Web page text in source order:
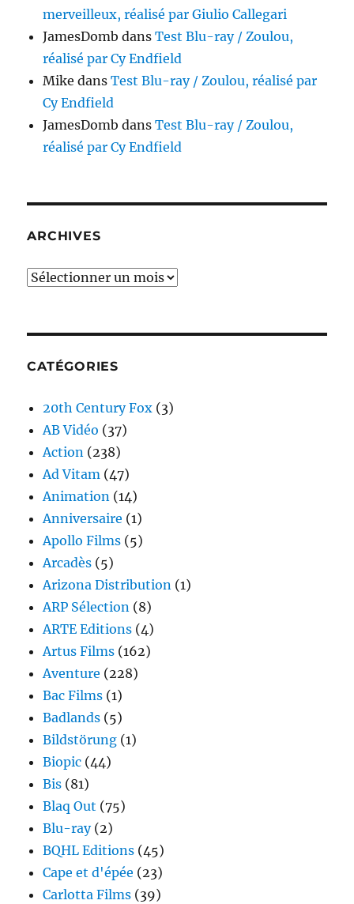
merveilleux, réalisé par Giulio Callegari
JamesDomb dansTest Blu-ray / Zoulou,
réalisé par Cy Endfield
Mike dansTest Blu-ray / Zoulou, réalisé par
Cy Endfield
JamesDomb dansTest Blu-ray / Zoulou,
réalisé par Cy Endfield
ARCHIVES
Archives
CATÉGORIES
20th Century Fox (3)
AB Vidéo (37)
Action (238)
Ad Vitam (47)
Animation (14)
Anniversaire (1)
Apollo Films (5)
Arcadès (5)
Arizona Distribution (1)
ARP Sélection (8)
ARTE Editions (4)
Artus Films (162)
Aventure (228)
Bac Films (1)
Badlands (5)
Bildstörung (1)
Biopic (44)
Bis (81)
Blaq Out (75)
Blu-ray(2)
BQHL Editions (45)
Cape et d'épée (23)
Carlotta Films (39)